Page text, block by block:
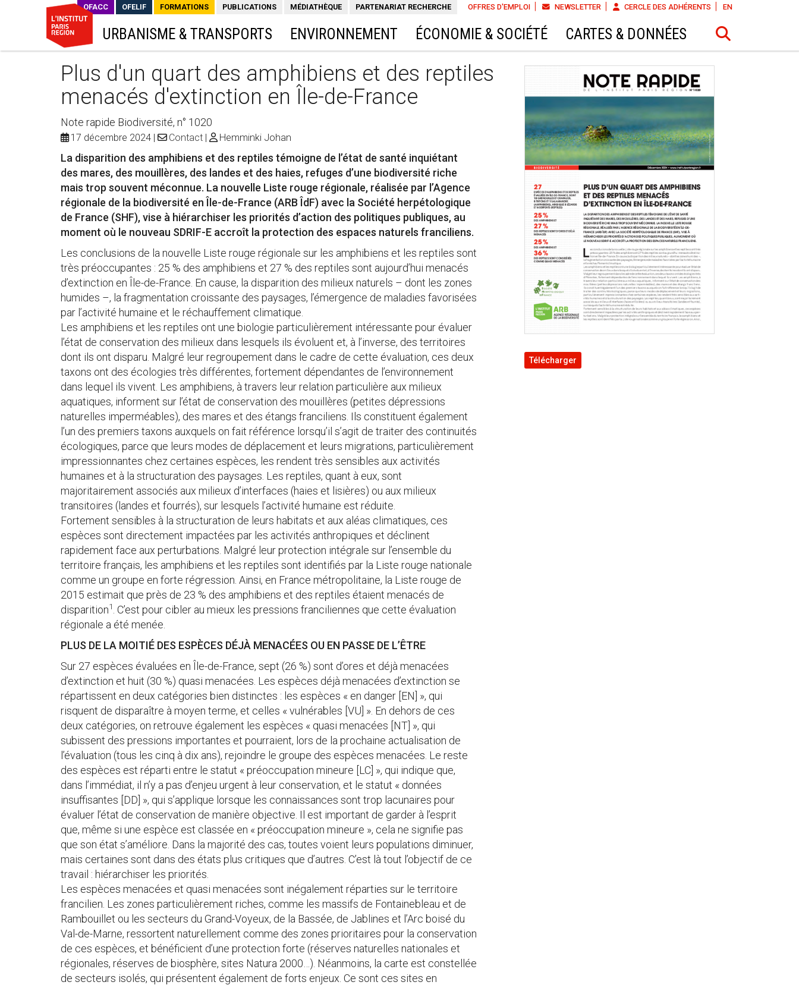
OFFRES D'EMPLOI NEWSLETTER CERCLE DES ADHÉRENTS EN
OFACC OFELIF FORMATIONS PUBLICATIONS MÉDIATHÈQUE PARTENARIAT RECHERCHE
URBANISME & TRANSPORTS ENVIRONNEMENT ÉCONOMIE & SOCIÉTÉ CARTES & DONNÉES
Plus d'un quart des amphibiens et des reptiles
menacés d'extinction en Île-de-France
Note rapide Biodiversité, n° 1020
17 décembre 2024 Contact Hemminki Johan
La disparition des amphibiens et des reptiles témoigne de l’état de santé inquiétant
des mares, des mouillères, des landes et des haies, refuges d’une biodiversité riche
mais trop souvent méconnue. La nouvelle Liste rouge régionale, réalisée par l’Agence
régionale de la biodiversité en Île-de-France (ARB ÎdF) avec la Société herpétologique
de France (SHF), vise à hiérarchiser les priorités d’action des politiques publiques, au
moment où le nouveau SDRIF-E accroît la protection des espaces naturels franciliens.
Les conclusions de la nouvelle Liste rouge régionale sur les amphibiens et les reptiles sont
très préoccupantes : 25 % des amphibiens et 27 % des reptiles sont aujourd’hui menacés
d’extinction en Île-de-France. En cause, la disparition des milieux naturels – dont les zones
humides –, la fragmentation croissante des paysages, l’émergence de maladies favorisées
par l’activité humaine et le réchauffement climatique.
Les amphibiens et les reptiles ont une biologie particulièrement intéressante pour évaluer
l’état de conservation des milieux dans lesquels ils évoluent et, à l’inverse, des territoires
dont ils ont disparu. Malgré leur regroupement dans le cadre de cette évaluation, ces deux
taxons ont des écologies très différentes, fortement dépendantes de l’environnement
dans lequel ils vivent. Les amphibiens, à travers leur relation particulière aux milieux
aquatiques, informent sur l’état de conservation des mouillères (petites dépressions
naturelles imperméables), des mares et des étangs franciliens. Ils constituent également
l’un des premiers taxons auxquels on fait référence lorsqu’il s’agit de traiter des continuités
écologiques, parce que leurs modes de déplacement et leurs migrations, particulièrement
impressionnantes chez certaines espèces, les rendent très sensibles aux activités
humaines et à la structuration des paysages. Les reptiles, quant à eux, sont
majoritairement associés aux milieux d’interfaces (haies et lisières) ou aux milieux
transitoires (landes et fourrés), sur lesquels l’activité humaine est réduite.
Fortement sensibles à la structuration de leurs habitats et aux aléas climatiques, ces
espèces sont directement impactées par les activités anthropiques et déclinent
rapidement face aux perturbations. Malgré leur protection intégrale sur l’ensemble du
territoire français, les amphibiens et les reptiles sont identifiés par la Liste rouge nationale
comme un groupe en forte régression. Ainsi, en France métropolitaine, la Liste rouge de
2015 estimait que près de 23 % des amphibiens et des reptiles étaient menacés de
disparition1 . C’est pour cibler au mieux les pressions franciliennes que cette évaluation
régionale a été menée.
PLUS DE LA MOITIÉ DES ESPÈCES DÉJÀ MENACÉES OU EN PASSE DE L’ÊTRE
Sur 27 espèces évaluées en Île-de-France, sept (26 %) sont d’ores et déjà menacées
d’extinction et huit (30 %) quasi menacées. Les espèces déjà menacées d’extinction se
répartissent en deux catégories bien distinctes : les espèces « en danger [EN] », qui
risquent de disparaître à moyen terme, et celles « vulnérables [VU] ». En dehors de ces
deux catégories, on retrouve également les espèces « quasi menacées [NT] », qui
subissent des pressions importantes et pourraient, lors de la prochaine actualisation de
l’évaluation (tous les cinq à dix ans), rejoindre le groupe des espèces menacées. Le reste
des espèces est réparti entre le statut « préoccupation mineure [LC] », qui indique que,
dans l’immédiat, il n’y a pas d’enjeu urgent à leur conservation, et le statut « données
insuffisantes [DD] », qui s’applique lorsque les connaissances sont trop lacunaires pour
évaluer l’état de conservation de manière objective. Il est important de garder à l’esprit
que, même si une espèce est classée en « préoccupation mineure », cela ne signifie pas
que son état s’améliore. Dans la majorité des cas, toutes voient leurs populations diminuer,
mais certaines sont dans des états plus critiques que d’autres. C’est là tout l’objectif de ce
travail : hiérarchiser les priorités.
Les espèces menacées et quasi menacées sont inégalement réparties sur le territoire
francilien. Les zones particulièrement riches, comme les massifs de Fontainebleau et de
Rambouillet ou les secteurs du Grand-Voyeux, de la Bassée, de Jablines et l’Arc boisé du
Val-de-Marne, ressortent naturellement comme des zones prioritaires pour la conservation
de ces espèces, et bénéficient d’une protection forte (réserves naturelles nationales et
régionales, réserves de biosphère, sites Natura 2000…). Néanmoins, la carte est constellée
de secteurs isolés, qui présentent également de forts enjeux. Ce sont ces sites en
Télécharger